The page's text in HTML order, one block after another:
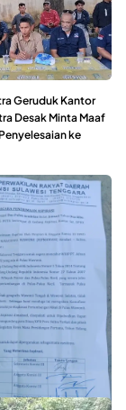
Geruduk Kantor
Desak Minta Maaf
ke
DPRD Sultra
Perihal IUP
di Pulau Wawonii